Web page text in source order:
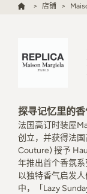
店铺
探寻记忆里的
法国高订时装屋
创立，并获得法
Couture) 授予
年推出首个香氛系
以独特香气启发
中，「Lazy